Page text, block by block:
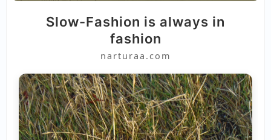
Slow-Fashion is always in
fashion
narturaa.com